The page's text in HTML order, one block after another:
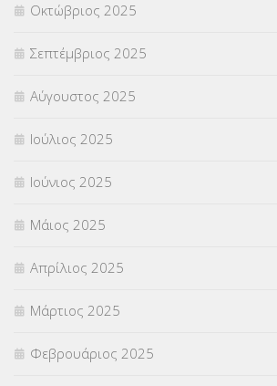
ΦΥΣΙΚΗ ΑΓΩΓΗ(692)
Χωρίς κατηγορία(55)
Οκτώβριος 2025
Σεπτέμβριος 2025
Αύγουστος 2025
Ιούλιος 2025
Ιούνιος 2025
Μάιος 2025
Απρίλιος 2025
Μάρτιος 2025
Φεβρουάριος 2025